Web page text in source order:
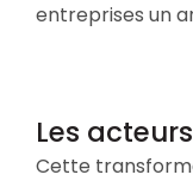
entreprises un
Les
Cette